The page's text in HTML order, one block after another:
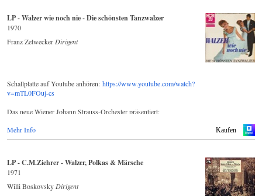
LP - Walzer wie noch nie - Die schönsten Tanzwalzer
1970
Franz Zelwecker Dirigent
Schallplatte auf Youtube anhören: https://www.youtube.com/watch?
v=mTL0FOuj-cs
Das neue Wiener Johann Strauss-Orchester präsentiert:
WALZER wie noch nie - Die schönsten Tanzwalzer
Wiener Walzer wie noch nie. Tanzwalzer im hinreißenden Hofball-
Rhythmus. Das große elegante Rumtata wie einst beim Wiener
Kongreß.
Schon Mozart schrieb Walzer (= deutsche Tänze) für die Wiener
Kaufen
Mehr Info
LP - C.M.Ziehrer - Walzer, Polkas & Märsche
1971
Willi Boskovsky Dirigent